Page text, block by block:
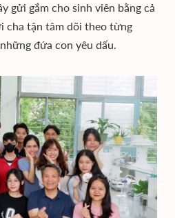
gửi gắm cho sinh viên bằng cả
cha tận tâm dõi theo từng
đứa con yêu dấu.